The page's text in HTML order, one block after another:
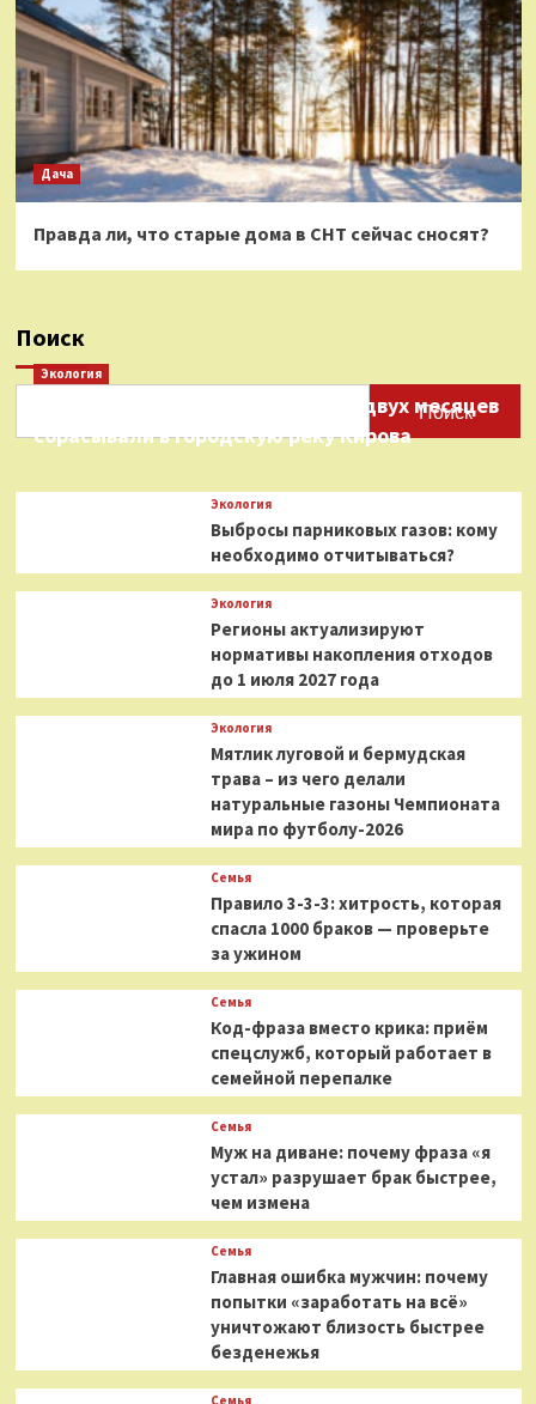
Дача
Правда ли, что старые дома в СНТ сейчас сносят?
Поиск
Поиск
Экология
Нефтепродукты на протяжении двух месяцев
сбрасывали в городскую реку Кирова
Экология
Выбросы парниковых газов: кому
необходимо отчитываться?
Экология
Регионы актуализируют
нормативы накопления отходов
до 1 июля 2027 года
Экология
Мятлик луговой и бермудская
трава – из чего делали
натуральные газоны Чемпионата
мира по футболу-2026
Семья
Правило 3-3-3: хитрость, которая
спасла 1000 браков — проверьте
за ужином
Семья
Код-фраза вместо крика: приём
спецслужб, который работает в
семейной перепалке
Семья
Муж на диване: почему фраза «я
устал» разрушает брак быстрее,
чем измена
Семья
Главная ошибка мужчин: почему
попытки «заработать на всё»
уничтожают близость быстрее
безденежья